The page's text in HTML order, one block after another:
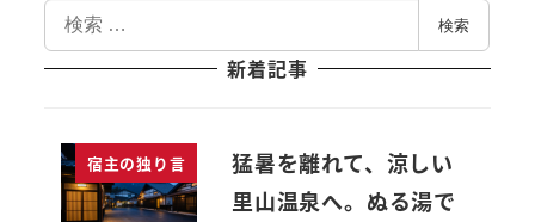
索
検索
新着記事
宿主の独り言
猛暑を離れて、涼しい
里山温泉へ。ぬる湯で